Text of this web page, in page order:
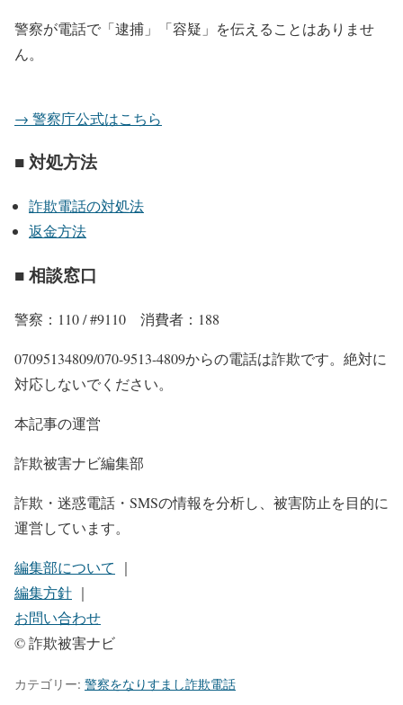
警察が電話で「逮捕」「容疑」を伝えることはありませ
ん。
→ 警察庁公式はこちら
■ 対処方法
詐欺電話の対処法
返金方法
■ 相談窓口
警察：110 / #9110 消費者：188
07095134809/070-9513-4809からの電話は詐欺です。絶対に
対応しないでください。
本記事の運営
詐欺被害ナビ編集部
詐欺・迷惑電話・SMSの情報を分析し、被害防止を目的に
運営しています。
編集部について ｜
編集方針 ｜
お問い合わせ
© 詐欺被害ナビ
カテゴリー: 警察をなりすまし詐欺電話